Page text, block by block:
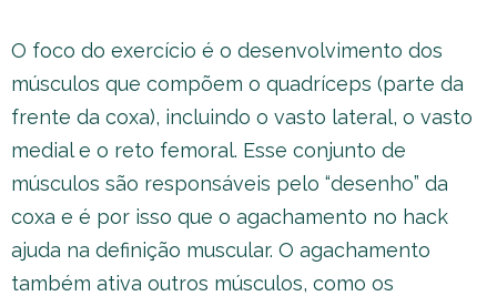
O foco do exercício é o desenvolvimento dos
músculos que compõem o quadríceps (parte da
frente da coxa), incluindo o vasto lateral, o vasto
medial e o reto femoral. Esse conjunto de
músculos são responsáveis pelo “desenho” da
coxa e é por isso que o agachamento no hack
ajuda na definição muscular. O agachamento
também ativa outros músculos, como os